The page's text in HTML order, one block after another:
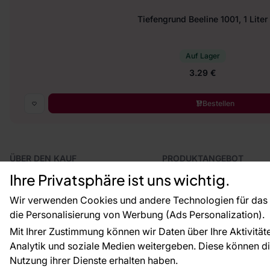
Ihre Privatsphäre ist uns wichtig.
Wir verwenden Cookies und andere Technologien für
die Personalisierung von Werbung (Ads Personalization).
Mit Ihrer Zustimmung können wir Daten über Ihre
Analytik und soziale Medien weitergeben. Diese können
Nutzung ihrer Dienste erhalten haben.
Tiefengrund Beeline 1001, 1 Liter
Auf Lager
3.29 €
Bestellen
ÜBER DEN KAUF
Versand und Bezahlung
Vertragsrücktritt
Reklamationsverfahren
Rücksendung von Waren
CE-Zertifizierung
Großhandel
Raumvisualisierung
PRODUKTANGEBOT
Fototapeten
Leiste
Dekoration
Selbstklebende Folien
Zubehör
Tapetenmuster